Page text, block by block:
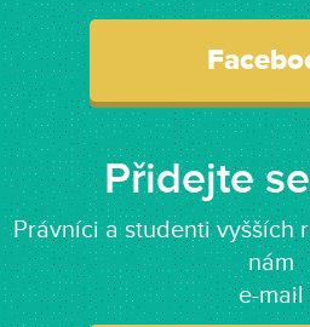
Přidejte
Právníci a studenti vyšších
nám
e-mail